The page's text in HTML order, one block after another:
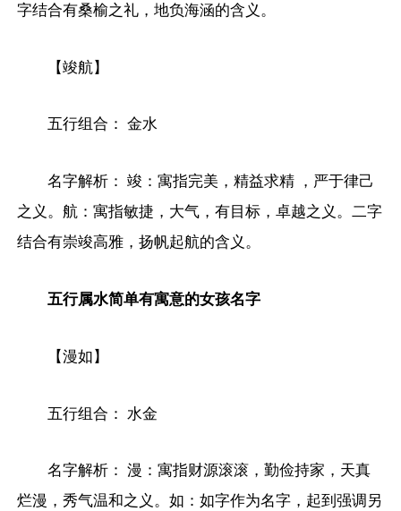
字结合有桑榆之礼，地负海涵的含义。
【竣航】
五行组合： 金水
名字解析： 竣：寓指完美，精益求精 ，严于律己
之义。航：寓指敏捷，大气，有目标，卓越之义。二字
结合有崇竣高雅，扬帆起航的含义。
五行属水简单有寓意的女孩名字
【漫如】
五行组合： 水金
名字解析： 漫：寓指财源滚滚，勤俭持家，天真
烂漫，秀气温和之义。如：如字作为名字，起到强调另